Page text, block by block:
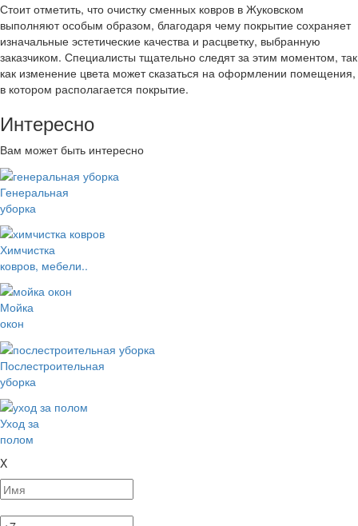
Стоит отметить, что очистку сменных ковров в Жуковском
выполняют особым образом, благодаря чему покрытие сохраняет
изначальные эстетические качества и расцветку, выбранную
заказчиком. Специалисты тщательно следят за этим моментом, так
как изменение цвета может сказаться на оформлении помещения,
в котором располагается покрытие.
Интересно
Вам может быть интересно
Генеральная
уборка
Химчистка
ковров, мебели..
Мойка
окон
Послестроительная
уборка
Уход за
полом
X